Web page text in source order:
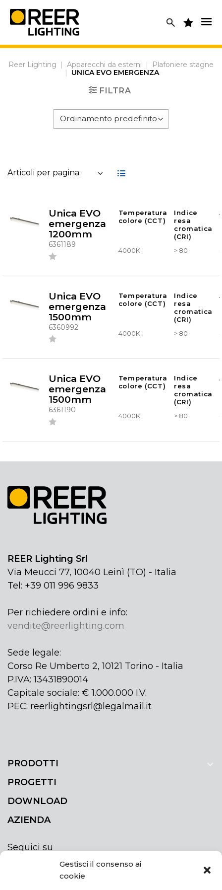
Gestisci il consenso ai
cookie
content
Reer Lighting | Apparecchi da esterni |
Plafoniere stagne
|
UNICA EVO EMERGENZA
FILTRA
Articoli per pagina:
Unica EVO
emergenza
1200mm
6361189
Temperatura
colore (CCT)
Indice
resa
cromatica
(CRI)
4000K > 80 -
Unica EVO
emergenza
1500mm
6360992
Temperatura
colore (CCT)
Indice
resa
cromatica
(CRI)
4000K > 80 -
Unica EVO
emergenza
1500mm
6361190
Temperatura
colore (CCT)
Indice
resa
cromatica
(CRI)
4000K > 80 -
REER Lighting Srl
Via Meucci 77, 10040 Leinì (TO) - Italia
Tel: +39 011 996 9833
Per richiedere ordini e info:
vendite@reerlighting.com
Sede legale:
Corso Re Umberto 2, 10121 Torino - Italia
P.IVA: 13431890014
Capitale sociale: € 1.000.000 I.V.
PEC: reerlightingsrl@legalmail.it
PRODOTTI
PROGETTI
DOWNLOAD
AZIENDA
Seguici su